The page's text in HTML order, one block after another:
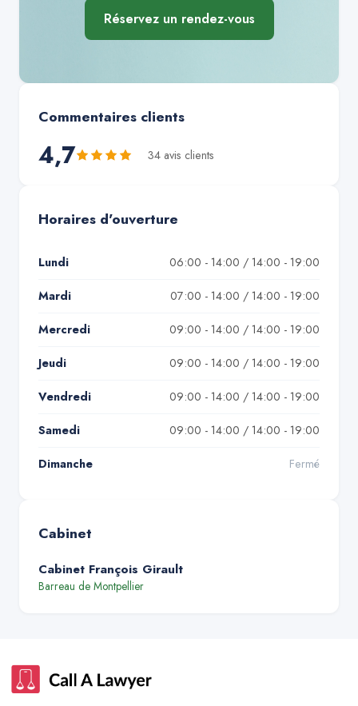
Réservez un rendez-vous
Commentaires clients
4,7 34 avis clients
Horaires d'ouverture
Lundi 06:00 - 14:00 / 14:00 - 19:00
Mardi 07:00 - 14:00 / 14:00 - 19:00
Mercredi 09:00 - 14:00 / 14:00 - 19:00
Jeudi 09:00 - 14:00 / 14:00 - 19:00
Vendredi 09:00 - 14:00 / 14:00 - 19:00
Samedi 09:00 - 14:00 / 14:00 - 19:00
Dimanche Fermé
Cabinet
Cabinet François Girault
Barreau de Montpellier